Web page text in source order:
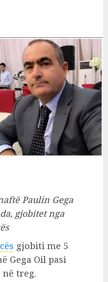
Paulin Gega
gjobitet nga
gjobiti me 5
Gega Oil pasi
treg.